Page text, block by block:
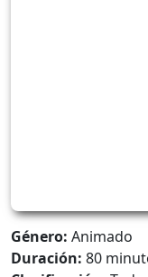
Género: Animado
Duración: 80